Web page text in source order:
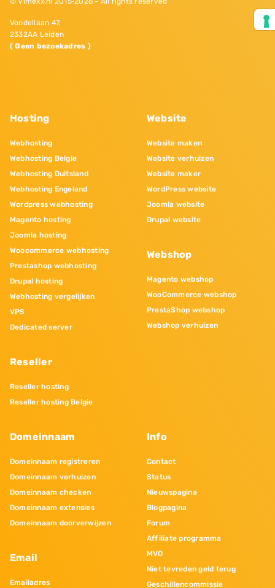
Vondellaan 47,
2332AA Leiden
( Geen bezoekadres )
Hosting
Webhosting
Webhosting Belgie
Webhosting Duitsland
Webhosting Engeland
Wordpress webhosting
Magento hosting
Joomla hosting
Woocommerce webhosting
Prestashop webhosting
Drupal hosting
Webhosting vergelijken
VPS
Dedicated server
Reseller
Reseller hosting
Reseller hosting Belgie
Website
Website maken
Website verhuizen
Website maker
WordPress website
Joomla website
Drupal website
Webshop
Magento webshop
WooCommerce webshop
PrestaShop webshop
Webshop verhuizen
Domeinnaam
Domeinnaam registreren
Domeinnaam verhuizen
Domeinnaam checken
Domeinnaam extensies
Domeinnaam doorverwijzen
Email
Emailadres
Info
Contact
Status
Nieuwspagina
Blogpagina
Forum
Affiliate programma
MVO
Niet tevreden geld terug
Geschillencommissie